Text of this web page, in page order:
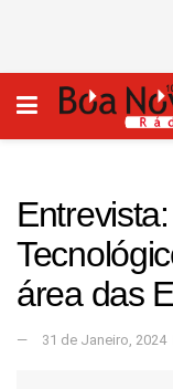
área das
31 de Janeiro, 2024